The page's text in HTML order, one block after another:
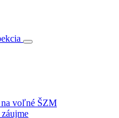
voľné ŠZM